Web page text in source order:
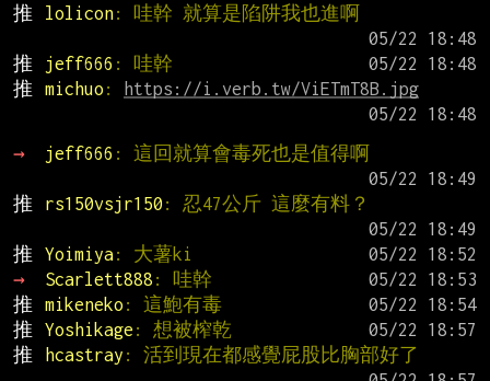
推
lolicon: 哇幹 就算是陷阱我也進啊
推
jeff666 : 哇幹
推
michuo :
https://i.verb.tw/ViETmT8B.jpg
→
jeff666 : 這回就算會毒死也是值得啊
推
rs150vsjr150 : 忍47公斤 這麼有料？
推
Yoimiya: 大薯ki
→
Scarlett888 : 哇幹
推
mikeneko : 這鮑有毒
推
Yoshikage : 想被榨乾
推
hcastray : 活到現在都感覺屁股比胸部好了